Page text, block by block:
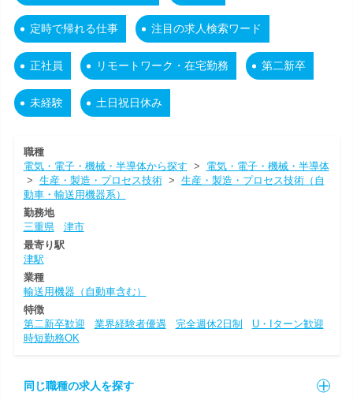
定時で帰れる仕事 注目の求人検索ワード
正社員 リモートワーク・在宅勤務 第二新卒
未経験 土日祝日休み
職種
電気・電子・機械・半導体から探す > 電気・電子・機械・半導体
> 生産・製造・プロセス技術> 生産・製造・プロセス技術（自
動車・輸送用機器系）
勤務地
三重県
津市
最寄り駅
津駅
業種
輸送用機器（自動車含む）
特徴
第二新卒歓迎
業界経験者優遇 完全週休2日制
U・Iターン歓迎
時短勤務OK
同じ職種の求人を探す